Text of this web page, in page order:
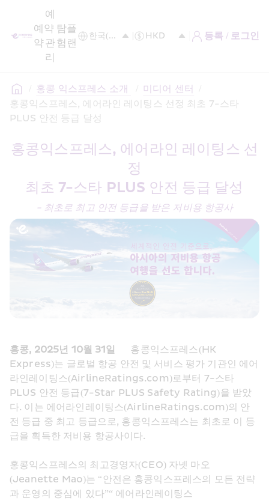
예
약
예
약
관
리
탐
험
플
랜
등록 / 로그인
/ 홍콩 익스프레스 소개 / 미디어 센터
/
홍콩익스프레스, 에어라인 레이팅스 선정 최초 7-스타
PLUS 안전 등급 달성
홍콩익스프레스, 에어라인 레이팅스 선
정
최초 7-스타 PLUS 안전 등급 달성
- 최초로 최고 안전 등급을 받은 저비용 항공사
홍콩, 2025년 10월 31일
홍콩익스프레스(HK
Express)는 글로벌 항공 안전 및 서비스 평가 기관인 에어
라인레이팅스(AirlineRatings.com)로부터 7-스타
PLUS 안전 등급(7-Star PLUS Safety Rating)을 받았
다. 이는 에어라인레이팅스(AirlineRatings.com)의 안
전 등급 중 최고 등급으로, 홍콩익스프레스는 최초로 이 등
급을 획득한 저비용 항공사이다.
홍콩익스프레스의 최고경영자(CEO) 자넷 마오
(Jeanette Mao)는 “안전은 홍콩익스프레스의 모든 전략
과 운영의 중심에 있다”“ 에어라인레이팅스